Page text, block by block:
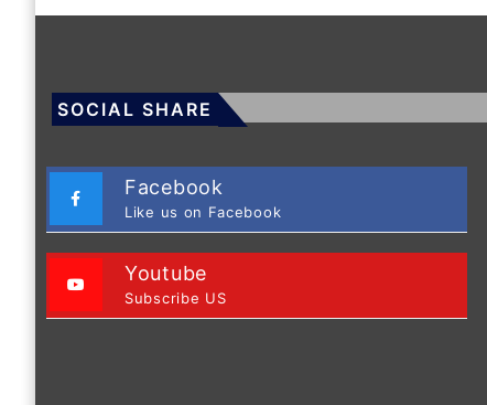
SOCIAL SHARE
Facebook
Like us on Facebook
Youtube
Subscribe US